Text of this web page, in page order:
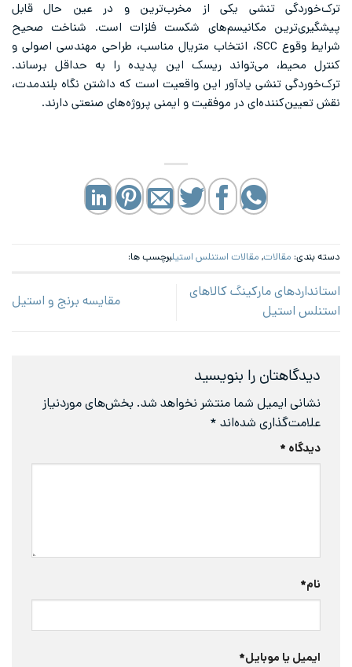
ترک‌خوردگی تنشی یکی از مخرب‌ترین و در عین حال قابل
پیشگیری‌ترین مکانیسم‌های شکست فلزات است. شناخت صحیح
شرایط وقوع SCC، انتخاب متریال مناسب، طراحی مهندسی اصولی و
کنترل محیط، می‌تواند ریسک این پدیده را به حداقل برساند.
ترک‌خوردگی تنشی یادآور این واقعیت است که داشتن نگاه بلندمدت،
نقش تعیین‌کننده‌ای در موفقیت و ایمنی پروژه‌های صنعتی دارند.
دسته بندی: مقالات, مقالات استنلس استیلبرچسب ها:
استانداردهای مارکینگ کالاهای
استنلس استیل
مقایسه برنج و استیل
دیدگاهتان را بنویسید
نشانی ایمیل شما منتشر نخواهد شد. بخش‌های موردنیاز
علامت‌گذاری شده‌اند *
دیدگاه *
نام*
ایمیل یا موبایل*